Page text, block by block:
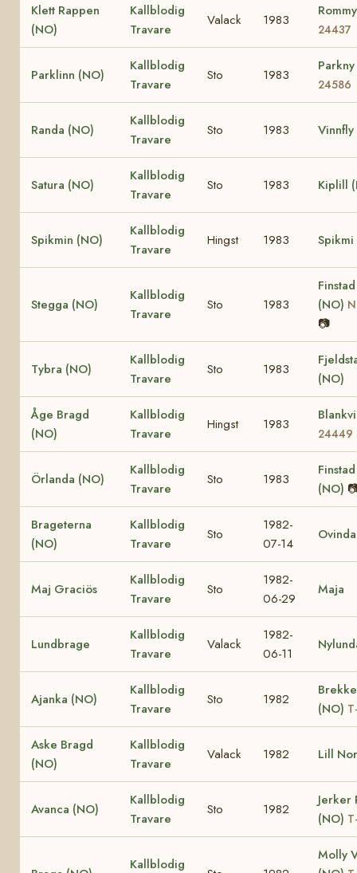
Klett Rappen
(NO)
Kallblodig
Travare
Valack 1983
24437
Parklinn (NO)
Kallblodig
Travare
Sto 1983
24586
Randa (NO)
Kallblodig
Travare
Sto 1983
Satura (NO)
Kallblodig
Travare
Sto 1983 Kiplill
Spikmin (NO)
Kallblodig
Travare
Hingst 1983
Stegga (NO)
Kallblodig
Travare
Sto 1983
(NO)
📷
Tybra (NO)
Kallblodig
Travare
Sto 1983
(NO)
Åge Bragd
(NO)
Kallblodig
Travare
Hingst 1983
24449
Örlanda (NO)
Kallblodig
Travare
Sto 1983
(NO)
Brageterna
(NO)
Kallblodig
Travare
Sto
1982-
07-14
Maj Graciös
Kallblodig
Travare
Sto
1982-
06-29
Maja
Lundbrage
Kallblodig
Travare
Valack
1982-
06-11
Ajanka (NO)
Kallblodig
Travare
Sto 1982
(NO)
Aske Bragd
(NO)
Kallblodig
Travare
Valack 1982 Lill
Avanca (NO)
Kallblodig
Travare
Sto 1982
Jerker
(NO)
Kallblodig
Molly